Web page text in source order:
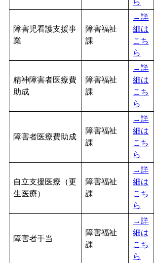
ら
障害児看護支援事
業
障害福祉
課
→詳
細は
こち
ら
精神障害者医療費
助成
障害福祉
課
→詳
細は
こち
ら
障害者医療費助成
障害福祉
課
→詳
細は
こち
ら
自立支援医療（更
生医療）
障害福祉
課
→詳
細は
こち
ら
障害者手当
障害福祉
課
→詳
細は
こち
ら